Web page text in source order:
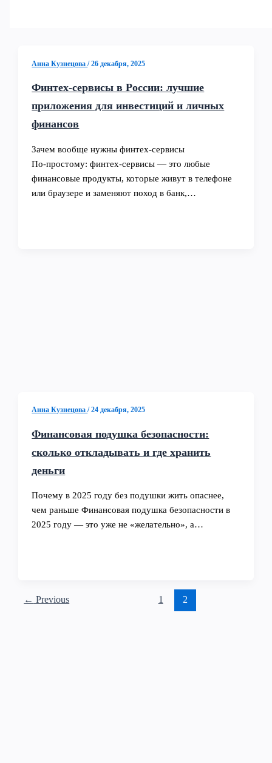
Анна Кузнецова/26 декабря, 2025
Финтех-сервисы в России: лучшие
приложения для инвестиций и личных
финансов
Зачем вообще нужны финтех‑сервисы
По‑простому: финтех‑сервисы — это любые
финансовые продукты, которые живут в телефоне
или браузере и заменяют поход в банк,…
Анна Кузнецова/24 декабря, 2025
Финансовая подушка безопасности:
сколько откладывать и где хранить
деньги
Почему в 2025 году без подушки жить опаснее,
чем раньше Финансовая подушка безопасности в
2025 году — это уже не «желательно», а…
← Previous 1 2